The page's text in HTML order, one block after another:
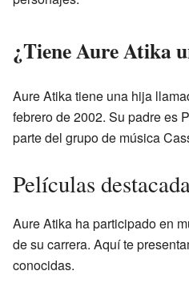
¿Tiene Aure Atika
Aure Atika tiene una hija
febrero de 2002. Su padre es
parte del grupo de música
Películas
Aure Atika ha participado en
de su carrera. Aquí te
conocidas.